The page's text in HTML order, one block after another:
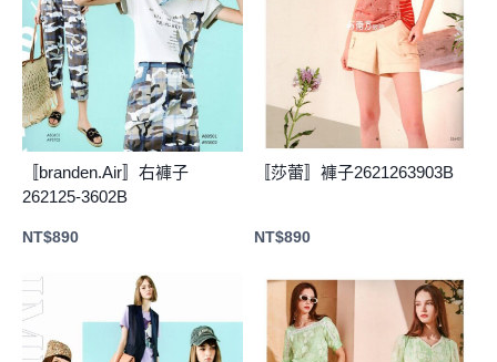
〚branden.Air〛右褲子
262125-3602B
NT$890
〚莎蕾〛褲子2621263903B
NT$890